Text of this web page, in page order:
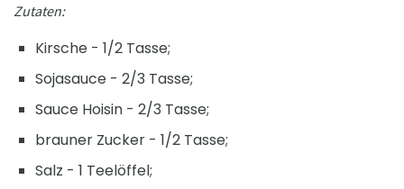
Zutaten:
Kirsche - 1/2 Tasse;
Sojasauce - 2/3 Tasse;
Sauce Hoisin - 2/3 Tasse;
brauner Zucker - 1/2 Tasse;
Salz - 1 Teelöffel;